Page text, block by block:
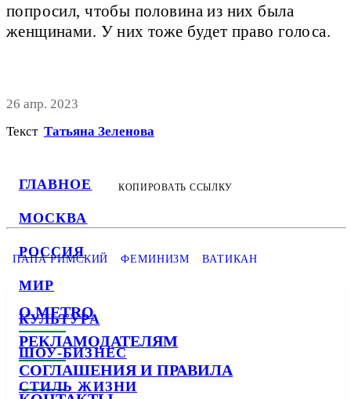
ГЛАВНОЕ
МОСКВА
РОССИЯ
МИР
КУЛЬТУРА
ШОУ-БИЗНЕС
СТИЛЬ ЖИЗНИ
попросил, чтобы половина из них была
женщинами. У них тоже будет право голоса.
26 апр. 2023
Текст Татьяна Зеленова
КОПИРОВАТЬ ССЫЛКУ
ПАПА РИМСКИЙ ФЕМИНИЗМ ВАТИКАН
О METRO
РЕКЛАМОДАТЕЛЯМ
СОГЛАШЕНИЯ И ПРАВИЛА